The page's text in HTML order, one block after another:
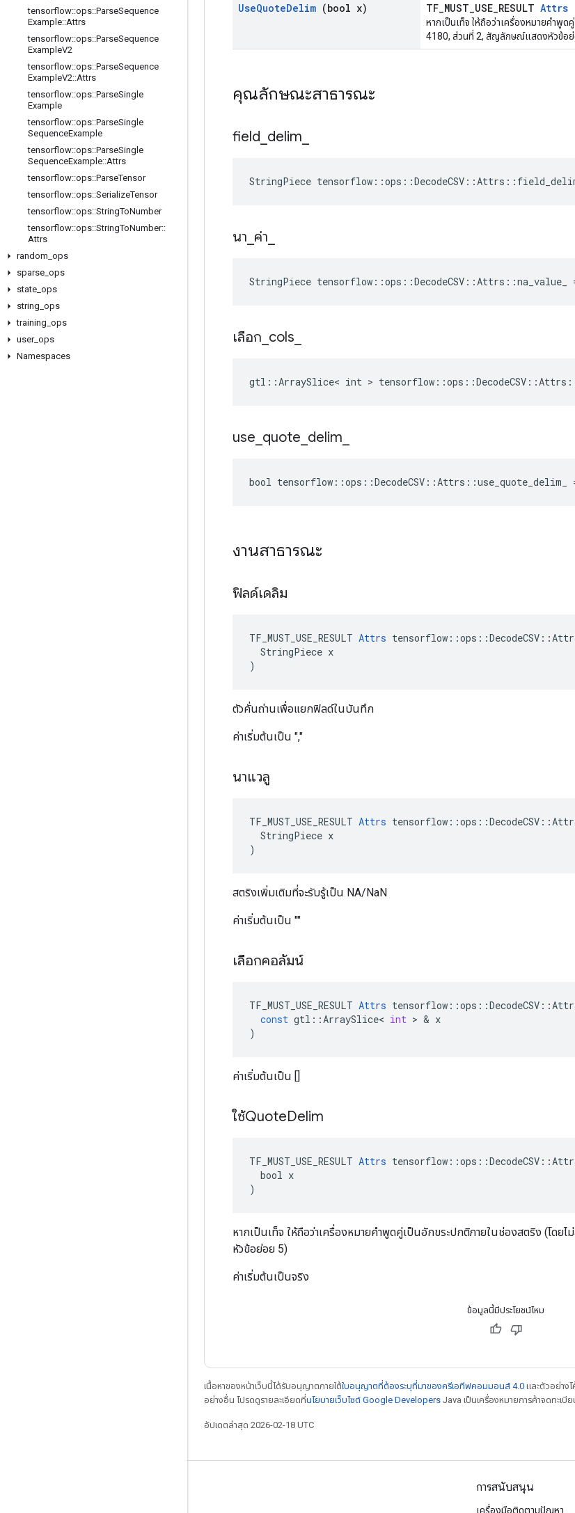
tensorflow::ops::ParseSequence
Example::Attrs
tensorflow::ops::ParseSequence
ExampleV2
tensorflow::ops::ParseSequence
ExampleV2::Attrs
tensorflow::ops::ParseSingle
Example
tensorflow::ops::ParseSingle
SequenceExample
tensorflow::ops::ParseSingle
SequenceExample::Attrs
tensorflow::ops::ParseTensor
tensorflow::ops::SerializeTensor
tensorflow::ops::StringToNumber
tensorflow::ops::StringToNumber::
Attrs
random ops
sparse ops
state ops
string ops
training ops
user_ ops
Namespaces
UseQuoteDelim (bool x) TF_MUST_USE_RESULT Attrs
หากเป็นเท็จ ให้ถือว่าเครื่องหมายคำพูด
4180, ส่วนที่ 2, สัญลักษณ์แสดงหัวข้อ
คุณลักษณะสาธารณะ
field delim
StringPiece
นา ค่า
StringPiece tensorflow::ops::DecodeCSV::Attrs::na_value_
เลือก cols
gtl::ArraySlice< int >
use quote delim
bool tensorflow::ops::DecodeCSV::Attrs::use_quote_delim_
งานสาธารณะ
ฟิลด์เดลิม
TF_MUST_USE_RESULT Attrs
  StringPiece x
)
ตัวคั่นถ่านเพื่อแยกฟิลด์ในบันทึก
ค่าเริ่มต้นเป็น ","
นาแวลู
TF_MUST_USE_RESULT Attrs
  StringPiece x
)
สตริงเพิ่มเติมที่จะรับรู้เป็น NA/NaN
ค่าเริ่มต้นเป็น ""
เลือกคอลัมน์
TF_MUST_USE_RESULT Attrs tensorflow ::ops ::DecodeCSV ::
const gtl ::ArraySlice< int > & x
)
ค่าเริ่มต้นเป็น []
ใช้QuoteDelim
TF_MUST_USE_RESULT Attrs
  bool x
)
หากเป็นเท็จ ให้ถือว่าเครื่องหมายคำพูดคู่เป็นอักขระปกติภายในช่องสตริง (โด
หัวข้อย่อย 5)
ค่าเริ่มต้นเป็นจริง
ข้อมูลนี้มีประโยชน์ไหม
เนื้อหาของหน้าเว็บนี้ได้รับอนุญาตภายใต้ใบอนุญาตที่ต้องระบุที่มาของครีเอทีฟคอมมอนส์ 4.0 และตัวอย่าง
อย่างอื่น โปรดดูรายละเอียดที่นโยบายเว็บไซต์ Google Developers Java เป็นเครื่องหมายการค้าจดทะเบี
อัปเดตล่าสุด 2026-02-18 UTC
การสนับสนุน
เครื่องมือติดตามปัญหา